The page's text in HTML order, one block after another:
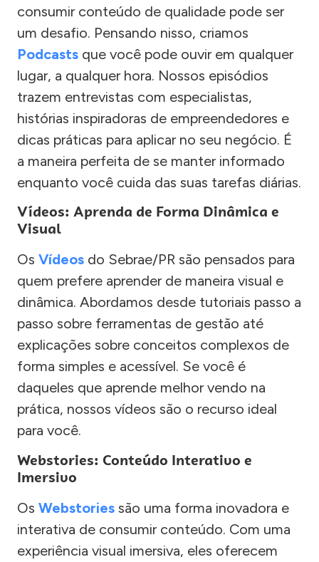
consumir conteúdo de qualidade pode ser
um desafio. Pensando nisso, criamos
Podcasts que você pode ouvir em qualquer
lugar, a qualquer hora. Nossos episódios
trazem entrevistas com especialistas,
histórias inspiradoras de empreendedores e
dicas práticas para aplicar no seu negócio. É
a maneira perfeita de se manter informado
enquanto você cuida das suas tarefas diárias.
Vídeos: Aprenda de Forma Dinâmica e
Visual
Os Vídeos do Sebrae/PR são pensados para
quem prefere aprender de maneira visual e
dinâmica. Abordamos desde tutoriais passo a
passo sobre ferramentas de gestão até
explicações sobre conceitos complexos de
forma simples e acessível. Se você é
daqueles que aprende melhor vendo na
prática, nossos vídeos são o recurso ideal
para você.
Webstories: Conteúdo Interativo e
Imersivo
Os Webstories são uma forma inovadora e
interativa de consumir conteúdo. Com uma
experiência visual imersiva, eles oferecem